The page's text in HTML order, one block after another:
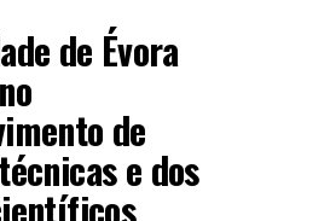
de Évora
de
e dos